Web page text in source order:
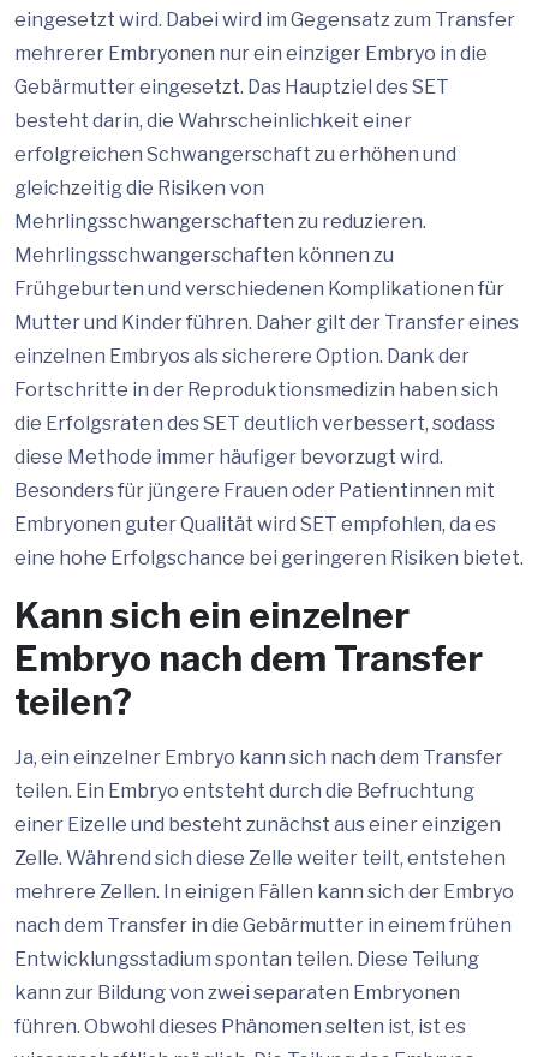
eingesetzt wird. Dabei wird im Gegensatz zum Transfer
mehrerer Embryonen nur ein einziger Embryo in die
Gebärmutter eingesetzt. Das Hauptziel des SET
besteht darin, die Wahrscheinlichkeit einer
erfolgreichen Schwangerschaft zu erhöhen und
gleichzeitig die Risiken von
Mehrlingsschwangerschaften zu reduzieren.
Mehrlingsschwangerschaften können zu
Frühgeburten und verschiedenen Komplikationen für
Mutter und Kinder führen. Daher gilt der Transfer eines
einzelnen Embryos als sicherere Option. Dank der
Fortschritte in der Reproduktionsmedizin haben sich
die Erfolgsraten des SET deutlich verbessert, sodass
diese Methode immer häufiger bevorzugt wird.
Besonders für jüngere Frauen oder Patientinnen mit
Embryonen guter Qualität wird SET empfohlen, da es
eine hohe Erfolgschance bei geringeren Risiken bietet.
Kann sich ein einzelner
Embryo nach dem Transfer
teilen?
Ja, ein einzelner Embryo kann sich nach dem Transfer
teilen. Ein Embryo entsteht durch die Befruchtung
einer Eizelle und besteht zunächst aus einer einzigen
Zelle. Während sich diese Zelle weiter teilt, entstehen
mehrere Zellen. In einigen Fällen kann sich der Embryo
nach dem Transfer in die Gebärmutter in einem frühen
Entwicklungsstadium spontan teilen. Diese Teilung
kann zur Bildung von zwei separaten Embryonen
führen. Obwohl dieses Phänomen selten ist, ist es